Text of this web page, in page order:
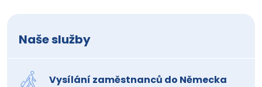
Naše služby
Vysílání zaměstnanců do Německa